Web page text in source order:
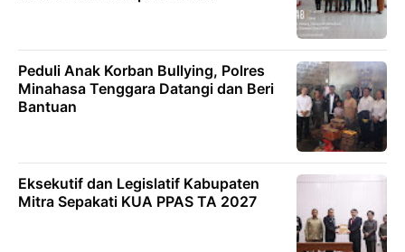
‎Peduli Anak Korban Bullying, Polres
Minahasa Tenggara Datangi dan Beri
Bantuan
Eksekutif dan Legislatif Kabupaten
Mitra Sepakati KUA PPAS TA 2027